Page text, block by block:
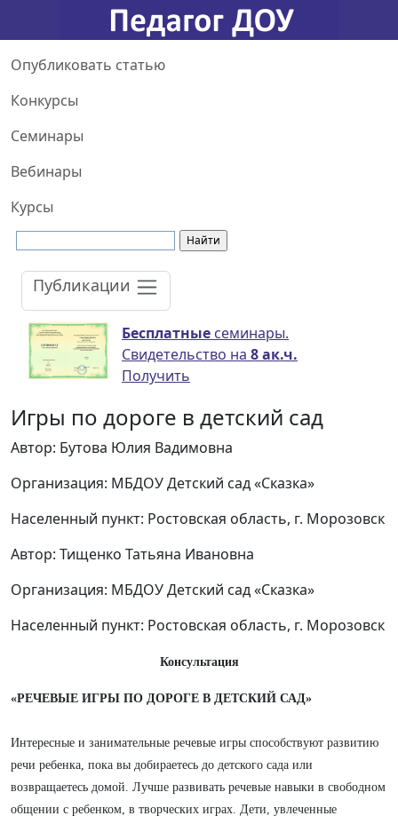
Опубликовать статью
Конкурсы
Семинары
Вебинары
Курсы
Публикации
Бесплатные семинары.
Свидетельство на 8 ак.ч.
Получить
Игры по дороге в детский сад
Автор: Бутова Юлия Вадимовна
Организация: МБДОУ Детский сад «Сказка»
Населенный пункт: Ростовская область, г. Морозовск
Автор: Тищенко Татьяна Ивановна
Организация: МБДОУ Детский сад «Сказка»
Населенный пункт: Ростовская область, г. Морозовск
Консультация
«РЕЧЕВЫЕ ИГРЫ ПО ДОРОГЕ В ДЕТСКИЙ САД»
Интересные и занимательные речевые игры способствуют развитию
речи ребенка, пока вы добираетесь до детского сада или
возвращаетесь домой. Лучше развивать речевые навыки в свободном
общении с ребенком, в творческих играх. Дети, увлеченные